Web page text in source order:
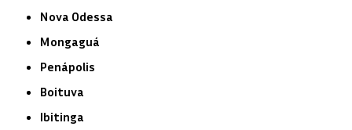
Nova Odessa
Mongaguá
Penápolis
Boituva
Ibitinga